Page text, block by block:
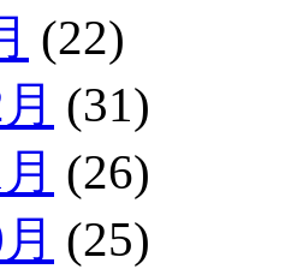
(22)
(31)
(26)
(25)